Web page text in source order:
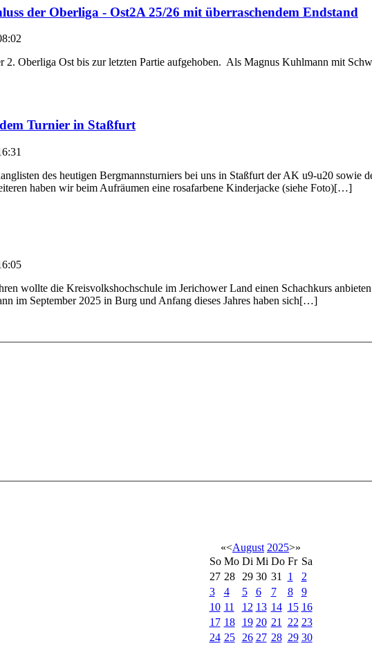
der Oberliga - Ost2A 25/26 mit überraschendem Endstand
2. Oberliga Ost bis zur letzten Partie aufgehoben. Als Magnus Kuhlmann mit
Turnier in Staßfurt
des heutigen Bergmannsturniers bei uns in Staßfurt der AK u9-u20 sowie
haben wir beim Aufräumen eine rosafarbene Kinderjacke (siehe Foto)[…]
wollte die Kreisvolkshochschule im Jerichower Land einen Schachkurs
im September 2025 in Burg und Anfang dieses Jahres haben sich[…]
«<August 2025>»
So Mo Di Mi Do Fr Sa
27 28 29 30 31 1
2
3
4 5 6 7 8
9
10 11 12 13 14 15 16
17 18 19 20 21 22 23
24 25 26 27 28 29 30